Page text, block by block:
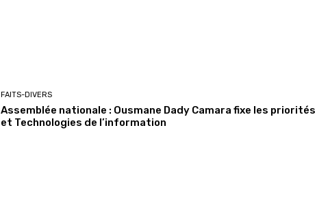
FAITS-DIVERS
Assemblée nationale : Ousmane Dady Camara fixe les
et Technologies de l’information